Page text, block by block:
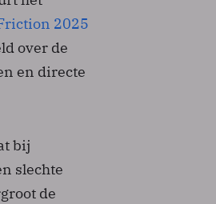
2025
over de
en directe
bij
slechte
de